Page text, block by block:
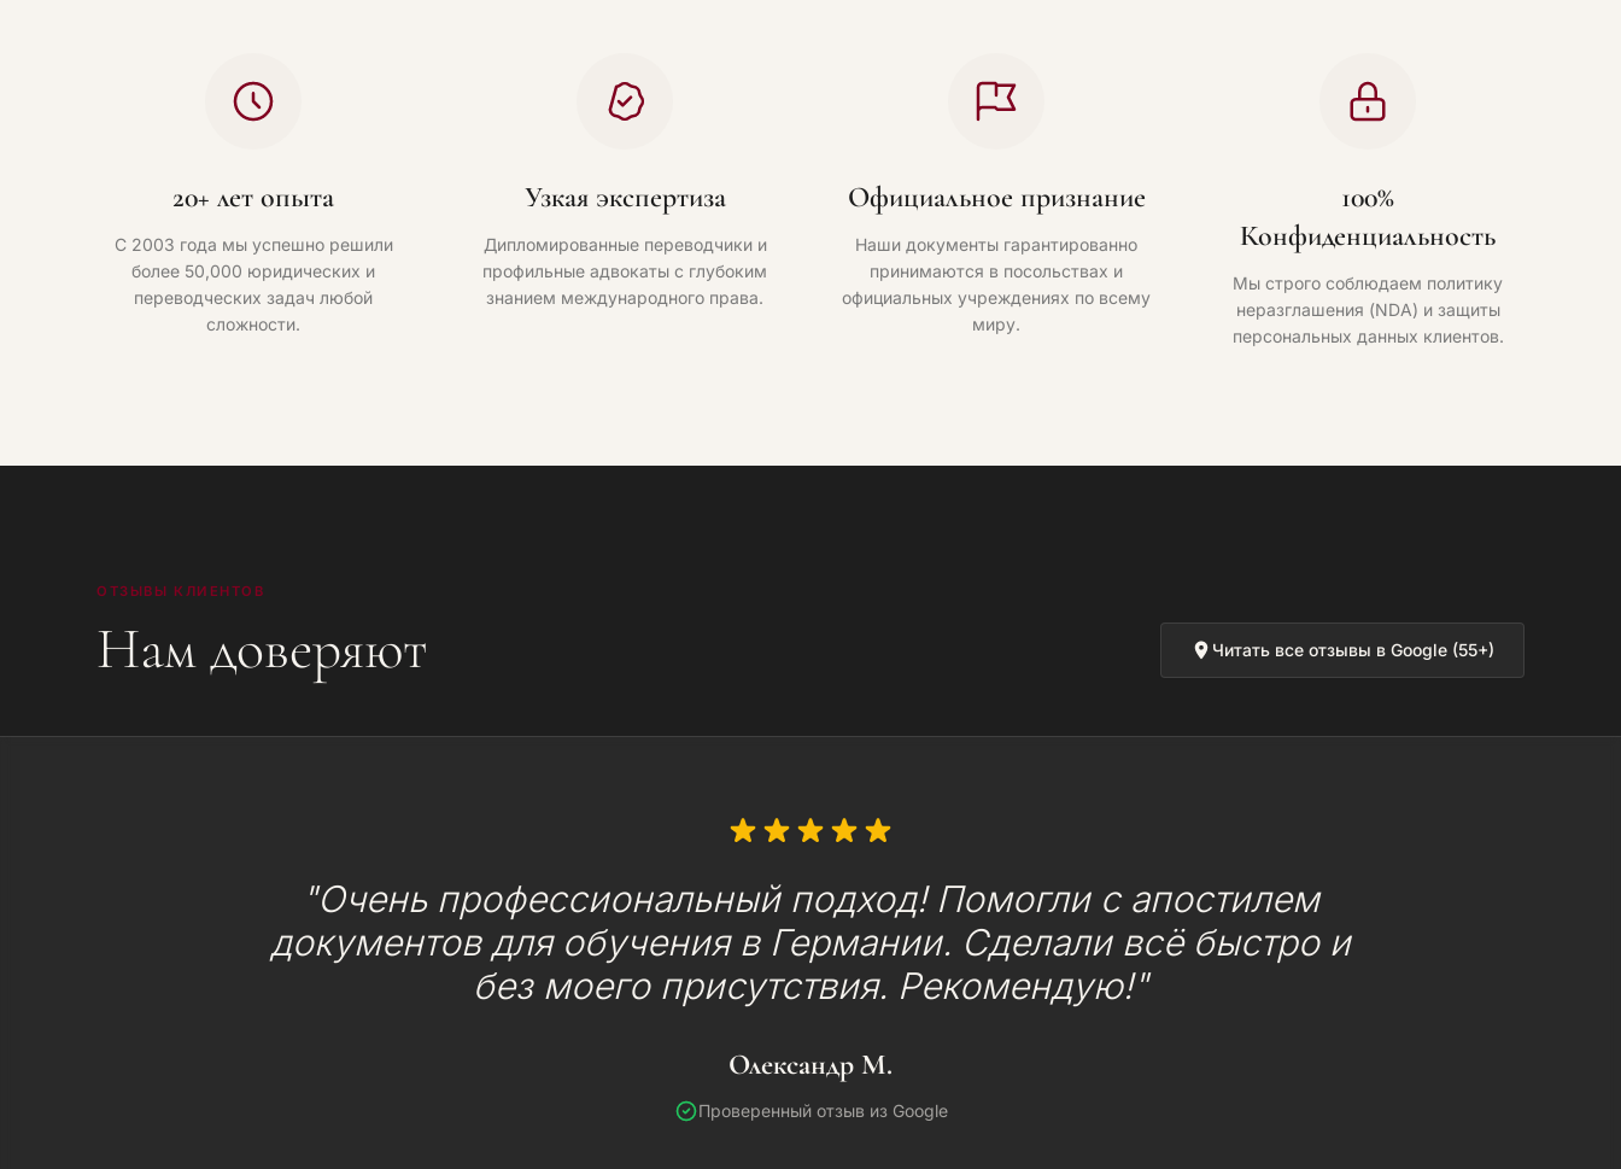
20+ лет опыта
С 2003 года мы успешно решили
более 50,000 юридических и
переводческих задач любой
сложности.
Узкая экспертиза
Дипломированные переводчики и
профильные адвокаты с глубоким
знанием международного права.
Официальное признание
Наши документы гарантированно
принимаются в посольствах и
официальных учреждениях по всему
миру.
100%
Конфиденциальность
Мы строго соблюдаем политику
неразглашения (NDA) и защиты
персональных данных клиентов.
ОТЗЫВЫ КЛИЕНТОВ
Нам доверяют Читать все отзывы в Google (55+)
"Очень профессиональный подход! Помогли с апостилем
документов для обучения в Германии. Сделали всё быстро и
без моего присутствия. Рекомендую!"
Олександр М.
Проверенный отзыв из Google